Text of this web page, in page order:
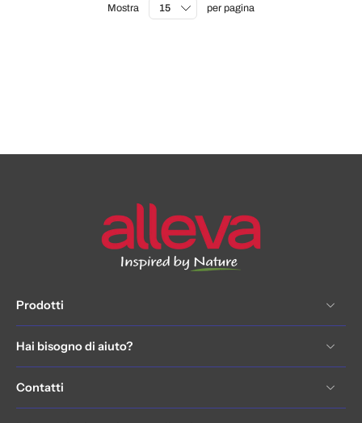
Mostra per pagina
Prodotti
Hai bisogno di aiuto?
Contatti